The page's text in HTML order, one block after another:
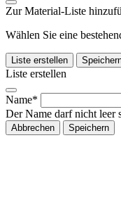
Zur Material-Liste
Wählen Sie eine
Liste erstellen
Liste erstellen
Name*
Der Name darf nicht leer
Abbrechen Speichern